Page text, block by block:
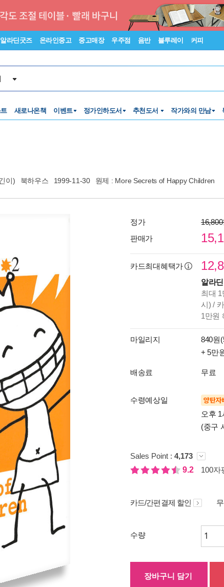
알라딘굿즈 온라인중고 중고매장 우주점 음반 블루레이 커피
새로나온책 이벤트 정가인하도서 추천도서 작가와의 만남
이) 북하우스 1999-11-30 원제 : More Secrets of Happy Children
정가
판매가
카드최대혜택가
알라
최대
시) /
1만원
마일리지 840원
+ 5만
배송료 무료
수령예상일 양탄자
오후
(중구
Sales Point : 4,173
9.2
100자
카드/간편결제 할인
수량
장바구니 담기